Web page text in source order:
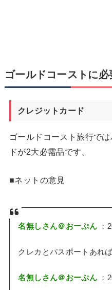
ゴールドコーストに
クレジットカード
ゴールドコースト旅行で
ドが2大必需品です。
■ネットの意見
名無しさん＠おーぷん ：
クレカとパスポートあれ
名無しさん＠おーぷん ：